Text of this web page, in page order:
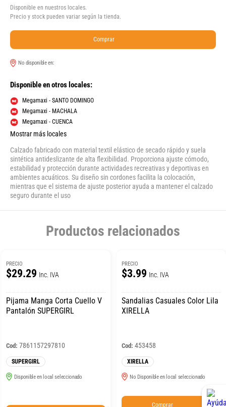
Disponible en nuestros locales.
Precio y stock pueden variar según la tienda.
Comprar
No disponible en:
Disponible en otros locales:
Megamaxi - SANTO DOMINGO
Megamaxi - MACHALA
Megamaxi - CUENCA
Mostrar más locales
Calzado fabricado con material textil elástico de secado rápido y suela
sintética antideslizante de alta flexibilidad. Proporciona ajuste cómodo,
estabilidad y protección durante actividades recreativas y deportivas en
ambientes acuáticos. Su diseño sin cordones facilita la colocación,
mientras que el sistema de ajuste posterior ayuda a mantener el calzado
seguro durante el uso
Productos relacionados
PRECIO
$29.29 Inc. IVA
Pijama Manga Corta Cuello V
Pantalón SUPERGIRL
Cod: 7861157297810
SUPERGIRL
Disponible en local seleccionado
PRECIO
$3.99 Inc. IVA
Sandalias Casuales Color Lila
XIRELLA
Cod: 453458
XIRELLA
No Disponible en local seleccionado
Comprar